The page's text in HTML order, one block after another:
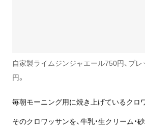
自家製ライムジンジャエール750円、ブ
円。
毎朝モーニング用に焼き上げているクロ
そのクロワッサンを、牛乳・生クリーム・